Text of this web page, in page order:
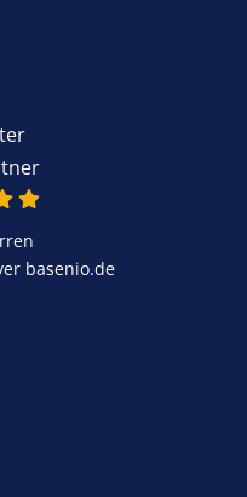
basenio.de